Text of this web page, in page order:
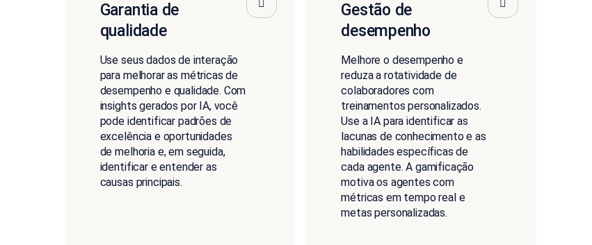
Garantia de
qualidade
Use seus dados de interação
para melhorar as métricas de
desempenho e qualidade. Com
insights gerados por IA, você
pode identificar padrões de
excelência e oportunidades
de melhoria e, em seguida,
identificar e entender as
causas principais.
Gestão de
desempenho
Melhore o desempenho e
reduza a rotatividade de
colaboradores com
treinamentos personalizados.
Use a IA para identificar as
lacunas de conhecimento e as
habilidades específicas de
cada agente. A gamificação
motiva os agentes com
métricas em tempo real e
metas personalizadas.